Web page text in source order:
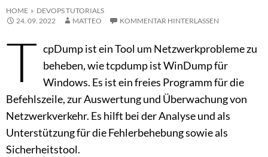
HOME » DEVOPS TUTORIALS
24. 09. 2022
MATTEO KOMMENTAR HINTERLASSEN
T cpDump ist ein Tool um Netzwerkprobleme zu
beheben, wie tcpdump ist WinDump für
Windows. Es ist ein freies Programm für die
Befehlszeile, zur Auswertung und Überwachung von
Netzwerkverkehr. Es hilft bei der Analyse und als
Unterstützung für die Fehlerbehebung sowie als
Sicherheitstool.